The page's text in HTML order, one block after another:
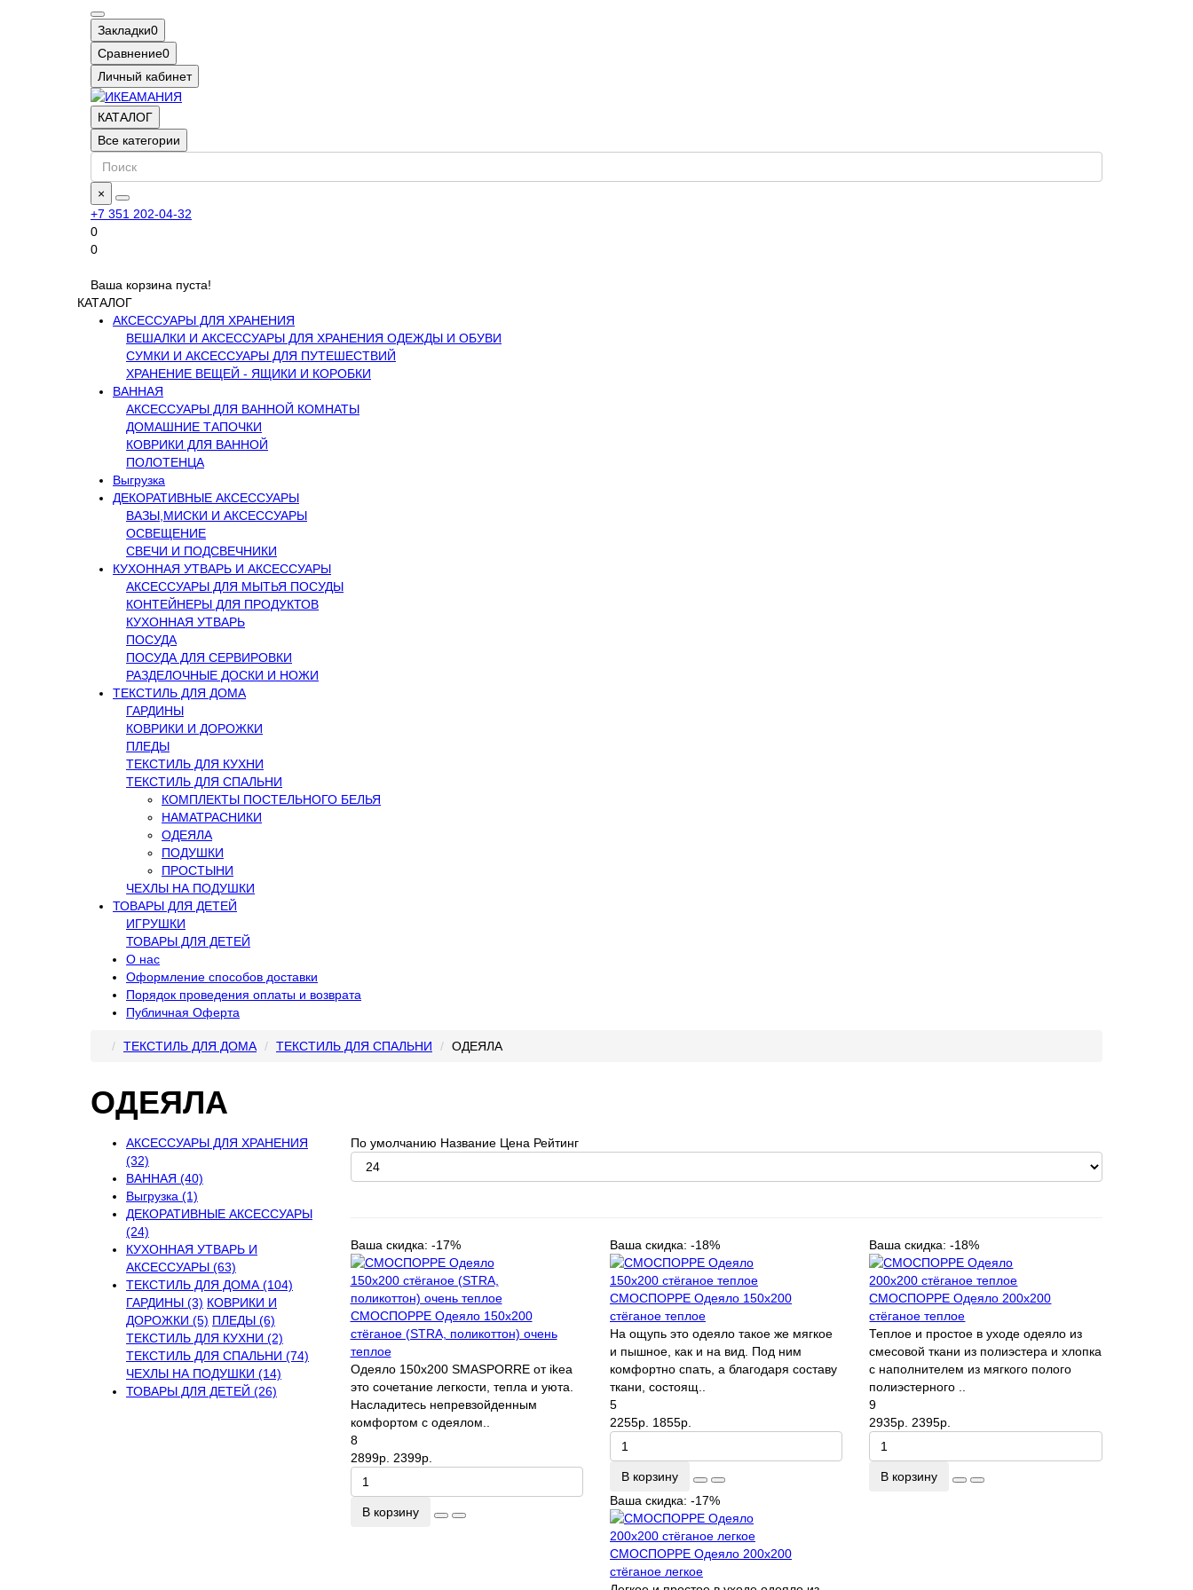
Закладки0
Сравнение0
Личный кабинет
КАТАЛОГ
Все категории
×
+7 351 202-04-32
0
0
Ваша корзина пуста!
КАТАЛОГ
АКСЕССУАРЫ ДЛЯ ХРАНЕНИЯ
ВЕШАЛКИ И АКСЕССУАРЫ ДЛЯ ХРАНЕНИЯ ОДЕЖДЫ И ОБУВИ
СУМКИ И АКСЕССУАРЫ ДЛЯ ПУТЕШЕСТВИЙ
ХРАНЕНИЕ ВЕЩЕЙ - ЯЩИКИ И КОРОБКИ
ВАННАЯ
АКСЕССУАРЫ ДЛЯ ВАННОЙ КОМНАТЫ
ДОМАШНИЕ ТАПОЧКИ
КОВРИКИ ДЛЯ ВАННОЙ
ПОЛОТЕНЦА
Выгрузка
ДЕКОРАТИВНЫЕ АКСЕССУАРЫ
ВАЗЫ,МИСКИ И АКСЕССУАРЫ
ОСВЕЩЕНИЕ
СВЕЧИ И ПОДСВЕЧНИКИ
КУХОННАЯ УТВАРЬ И АКСЕССУАРЫ
АКСЕССУАРЫ ДЛЯ МЫТЬЯ ПОСУДЫ
КОНТЕЙНЕРЫ ДЛЯ ПРОДУКТОВ
КУХОННАЯ УТВАРЬ
ПОСУДА
ПОСУДА ДЛЯ СЕРВИРОВКИ
РАЗДЕЛОЧНЫЕ ДОСКИ И НОЖИ
ТЕКСТИЛЬ ДЛЯ ДОМА
ГАРДИНЫ
КОВРИКИ И ДОРОЖКИ
ПЛЕДЫ
ТЕКСТИЛЬ ДЛЯ КУХНИ
ТЕКСТИЛЬ ДЛЯ СПАЛЬНИ
КОМПЛЕКТЫ ПОСТЕЛЬНОГО БЕЛЬЯ
НАМАТРАСНИКИ
ОДЕЯЛА
ПОДУШКИ
ПРОСТЫНИ
ЧЕХЛЫ НА ПОДУШКИ
ТОВАРЫ ДЛЯ ДЕТЕЙ
ИГРУШКИ
ТОВАРЫ ДЛЯ ДЕТЕЙ
О нас
Оформление способов доставки
Порядок проведения оплаты и возврата
Публичная Оферта
ТЕКСТИЛЬ ДЛЯ ДОМА ТЕКСТИЛЬ ДЛЯ СПАЛЬНИ ОДЕЯЛА
ОДЕЯЛА
АКСЕССУАРЫ ДЛЯ ХРАНЕНИЯ
(32)
ВАННАЯ (40)
Выгрузка (1)
ДЕКОРАТИВНЫЕ АКСЕССУАРЫ
(24)
КУХОННАЯ УТВАРЬ И
АКСЕССУАРЫ (63)
ТЕКСТИЛЬ ДЛЯ ДОМА (104)
ГАРДИНЫ (3) КОВРИКИ И
ДОРОЖКИ (5) ПЛЕДЫ (6)
ТЕКСТИЛЬ ДЛЯ КУХНИ (2)
ТЕКСТИЛЬ ДЛЯ СПАЛЬНИ (74)
ЧЕХЛЫ НА ПОДУШКИ (14)
ТОВАРЫ ДЛЯ ДЕТЕЙ (26)
По умолчанию Название Цена Рейтинг
Ваша скидка: -17%
СМОСПОРРЕ Одеяло 150х200
стёганое (STRA, поликоттон) очень
теплое
Одеяло 150х200 SMASPORRE от ikea
это сочетание легкости, тепла и уюта.
Насладитесь непревзойденным
комфортом с одеялом..
8
2899р. 2399р.
В корзину
Ваша скидка: -18%
СМОСПОРРЕ Одеяло 150х200
стёганое теплое
На ощупь это одеяло такое же мягкое
и пышное, как и на вид. Под ним
комфортно спать, а благодаря составу
ткани, состоящ..
5
2255р. 1855р.
В корзину
Ваша скидка: -18%
СМОСПОРРЕ Одеяло 200x200
стёганое теплое
Теплое и простое в уходе одеяло из
смесовой ткани из полиэстера и хлопка
с наполнителем из мягкого полого
полиэстерного ..
9
2935р. 2395р.
В корзину
Ваша скидка: -17%
СМОСПОРРЕ Одеяло 200х200
стёганое легкое